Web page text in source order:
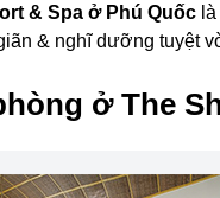
& Spa ở Phú Quốc
& nghĩ dưỡng tuyệt
ở The